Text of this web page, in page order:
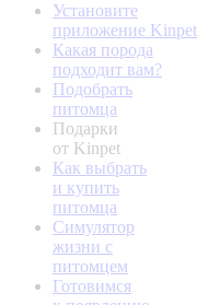
Установите
приложение Kinpet
Какая порода
подходит вам?
Подобрать
питомца
Подарки
от Kinpet
Как выбрать
и купить
питомца
Симулятор
жизни с
питомцем
Готовимся